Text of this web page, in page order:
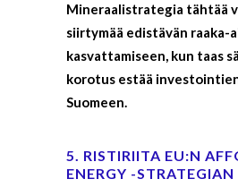
Mineraalistrategia tähtää
siirtymää edistävän
kasvattamiseen, kun taas
korotus estää
Suomeen.
5. RISTIRIITA EU:N
ENERGY -